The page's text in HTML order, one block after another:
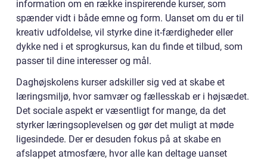
information om en række inspirerende kurser, som
spænder vidt i både emne og form. Uanset om du er til
kreativ udfoldelse, vil styrke dine it-færdigheder eller
dykke ned i et sprogkursus, kan du finde et tilbud, som
passer til dine interesser og mål.
Daghøjskolens kurser adskiller sig ved at skabe et
læringsmiljø, hvor samvær og fællesskab er i højsædet.
Det sociale aspekt er væsentligt for mange, da det
styrker læringsoplevelsen og gør det muligt at møde
ligesindede. Der er desuden fokus på at skabe en
afslappet atmosfære, hvor alle kan deltage uanset